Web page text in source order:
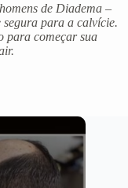
de Diadema –
segura para a calvície.
para começar sua